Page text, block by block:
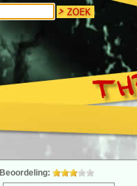
Beoordeling: